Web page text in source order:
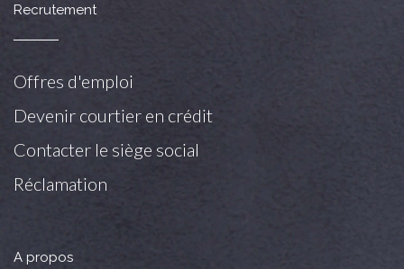
Recrutement
Offres d'emploi
Devenir courtier en crédit
Contacter le siège social
Réclamation
A propos